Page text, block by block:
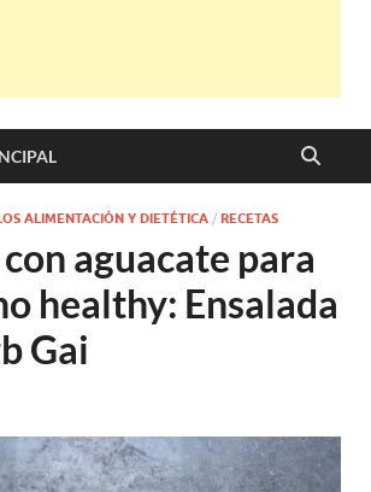
ALIMENTACIÓN Y DIETÉTICA / RECETAS
aguacate para
healthy: Ensalada
Gai